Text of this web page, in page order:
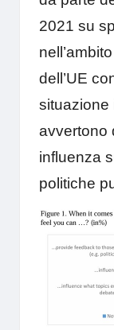
2021 su
dell’UE
situazione
avvertono
influenza
politiche